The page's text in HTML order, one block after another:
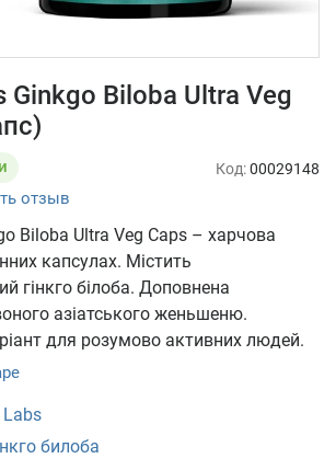
Ginkgo Biloba Ultra Veg
отзыв
Код:00029148
Biloba Ultra Veg Caps – харчова
капсулах. Містить
гінкго білоба. Доповнена
азіатського женьшеню.
для розумово активних людей.
Labs
билоба